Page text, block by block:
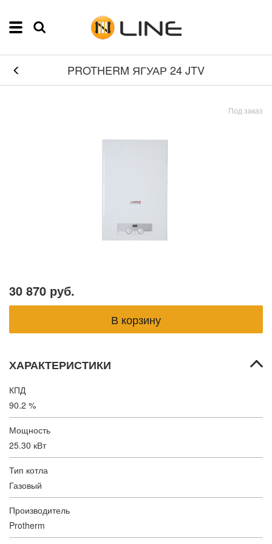
PROTHERM ЯГУАР 24 JTV
Под заказ
30 870 руб.
ХАРАКТЕРИСТИКИ
КПД
90.2 %
Мощность
25.30 кВт
Тип котла
Газовый
Производитель
Protherm